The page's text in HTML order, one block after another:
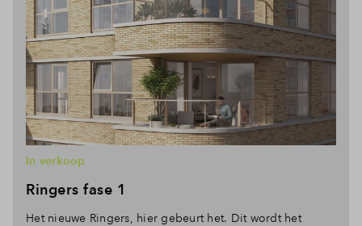
Ringers fase 1
In verkoop
Het nieuwe Ringers, hier gebeurt het. Dit wordt het